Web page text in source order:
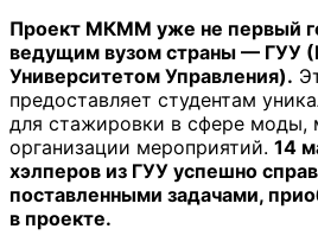
Проект МКММ уже не первый
ведущим вузом страны — ГУУ
Университетом Управления).
предоставляет студентам
для стажировки в сфере моды,
организации мероприятий. 14
хэлперов из ГУУ успешно
поставленными задачами,
в проекте.